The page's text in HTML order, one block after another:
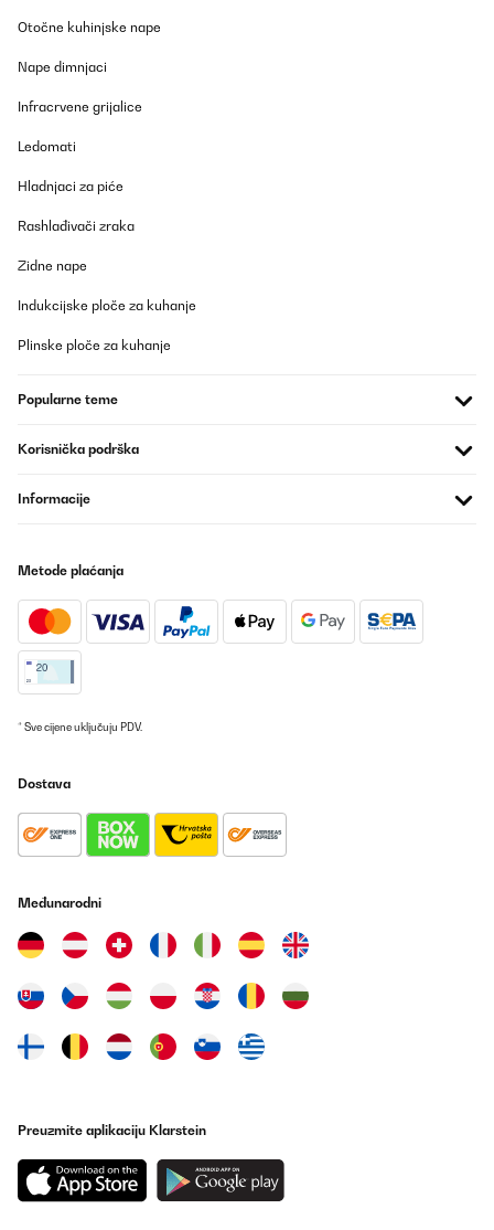
Otočne kuhinjske nape
Nape dimnjaci
Infracrvene grijalice
Ledomati
Hladnjaci za piće
Rashlađivači zraka
Zidne nape
Indukcijske ploče za kuhanje
Plinske ploče za kuhanje
Popularne teme
Korisnička podrška
Informacije
Metode plaćanja
* Sve cijene uključuju PDV.
Dostava
Međunarodni
Preuzmite aplikaciju Klarstein